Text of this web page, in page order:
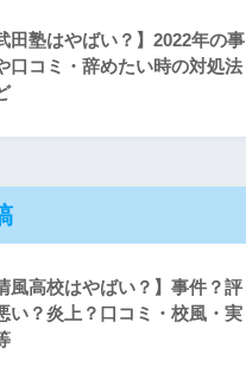
田塾はやばい？】2022年の事
口コミ・辞めたい時の対処法
風高校はやばい？】事件？評
い？炎上？口コミ・校風・実